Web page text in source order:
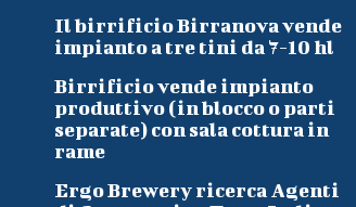
Il birrificio Birranova vende
impianto a tre tini da 7-10 hl
Birrificio vende impianto
produttivo (in blocco o parti
separate) con sala cottura in
rame
Ergo Brewery ricerca Agenti